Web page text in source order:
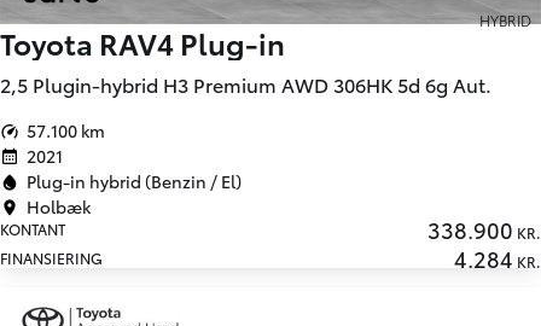
HYBRID
Toyota RAV4 Plug-in
2,5 Plugin-hybrid H3 Premium AWD 306HK 5d 6g Aut.
57.100 km
2021
Plug-in hybrid (Benzin / El)
Holbæk
KONTANT 338.900 KR.
FINANSIERING
4.284 KR.